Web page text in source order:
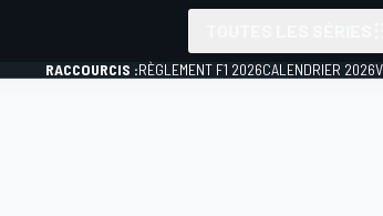
RACCOURCIS :RÈGLEMENT F1 2026CALENDRIER 2026